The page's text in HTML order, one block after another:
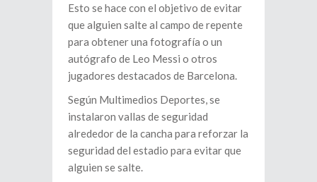
Esto se hace con el objetivo de evitar
que alguien salte al campo de repente
para obtener una fotografía o un
autógrafo de Leo Messi o otros
jugadores destacados de Barcelona.
Según Multimedios Deportes, se
instalaron vallas de seguridad
alrededor de la cancha para reforzar la
seguridad del estadio para evitar que
alguien se salte.